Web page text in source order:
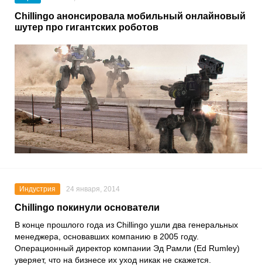
Chillingo анонсировала мобильный онлайновый
шутер про гигантских роботов
Индустрия 24 января, 2014
Chillingo покинули основатели
В конце прошлого года из Chillingo ушли два генеральных
менеджера, основавших компанию в 2005 году.
Операционный директор компании Эд Рамли (Ed Rumley)
уверяет, что на бизнесе их уход никак не скажется.